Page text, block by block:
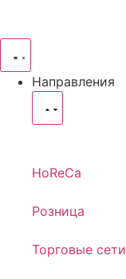
Направления
HoReCa
Розница
Торговые сети